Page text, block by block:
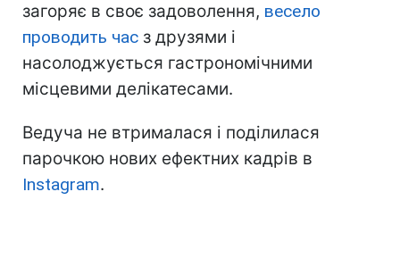
загоряє в своє задоволення, весело
проводить час з друзями і
насолоджується гастрономічними
місцевими делікатесами.
Ведуча не втрималася і поділилася
парочкою нових ефектних кадрів в
Instagram.